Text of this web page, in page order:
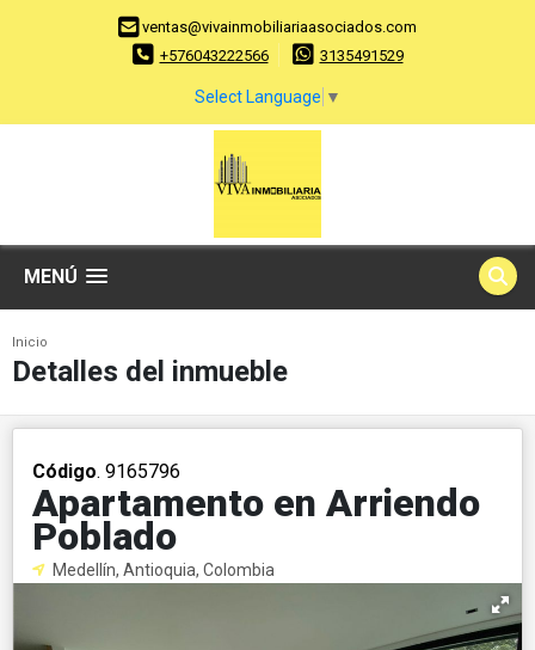
ventas@vivainmobiliariaasociados.com
+576043222566
3135491529
Select Language ▼
MENÚ
Inicio
Detalles del inmueble
Código. 9165796
Apartamento en Arriendo
Poblado
Medellín, Antioquia, Colombia